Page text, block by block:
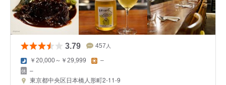
3.79 457 人
￥20,000～￥29,999 –
–
東京都中央区日本橋人形町2-11-9